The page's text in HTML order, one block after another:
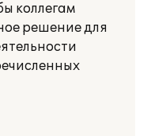
коллегам
решение для